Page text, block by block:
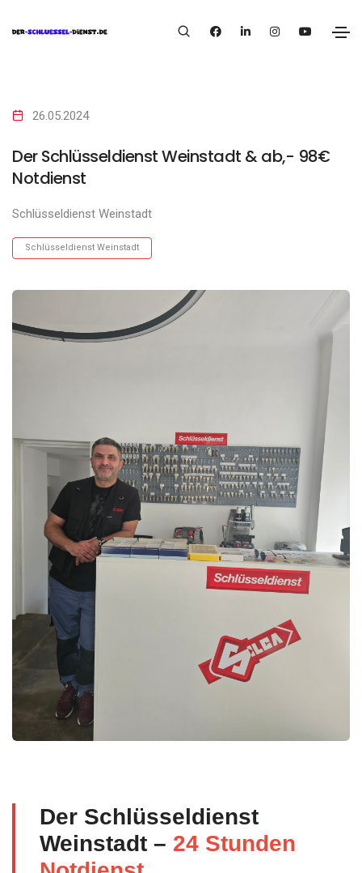
26.05.2024
Der Schlüsseldienst Weinstadt & ab,- 98€
Notdienst
Schlüsseldienst Weinstadt
Schlüsseldienst Weinstadt
Der Schlüsseldienst
Weinstadt – 24 Stunden